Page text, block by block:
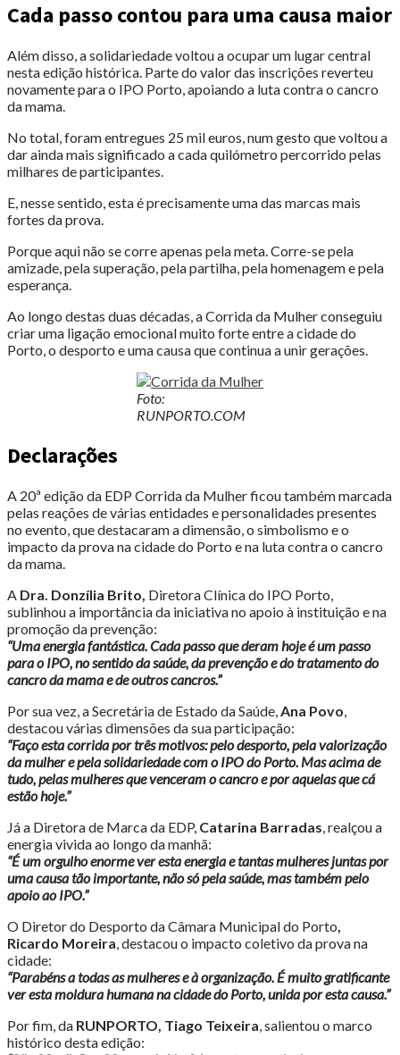
Cada passo contou para uma causa maior
Além disso, a solidariedade voltou a ocupar um lugar central
nesta edição histórica. Parte do valor das inscrições reverteu
novamente para o IPO Porto, apoiando a luta contra o cancro
da mama.
No total, foram entregues 25 mil euros, num gesto que voltou a
dar ainda mais significado a cada quilómetro percorrido pelas
milhares de participantes.
E, nesse sentido, esta é precisamente uma das marcas mais
fortes da prova.
Porque aqui não se corre apenas pela meta. Corre-se pela
amizade, pela superação, pela partilha, pela homenagem e pela
esperança.
Ao longo destas duas décadas, a Corrida da Mulher conseguiu
criar uma ligação emocional muito forte entre a cidade do
Porto, o desporto e uma causa que continua a unir gerações.
Foto:
RUNPORTO.COM
Declarações
A 20ª edição da EDP Corrida da Mulher ficou também marcada
pelas reações de várias entidades e personalidades presentes
no evento, que destacaram a dimensão, o simbolismo e o
impacto da prova na cidade do Porto e na luta contra o cancro
da mama.
A Dra. Donzília Brito, Diretora Clínica do IPO Porto,
sublinhou a importância da iniciativa no apoio à instituição e na
promoção da prevenção:
“Uma energia fantástica. Cada passo que deram hoje é um passo
para o IPO, no sentido da saúde, da prevenção e do tratamento do
cancro da mama e de outros cancros.”
Por sua vez, a Secretária de Estado da Saúde,Ana Povo,
destacou várias dimensões da sua participação:
“Faço esta corrida por três motivos: pelo desporto, pela valorização
da mulher e pela solidariedade com o IPO do Porto. Mas acima de
tudo, pelas mulheres que venceram o cancro e por aquelas que cá
estão hoje.”
Já a Diretora de Marca da EDP, Catarina Barradas, realçou a
energia vivida ao longo da manhã:
“É um orgulho enorme ver esta energia e tantas mulheres juntas por
uma causa tão importante, não só pela saúde, mas também pelo
apoio ao IPO.”
O Diretor do Desporto da Câmara Municipal do Porto,
Ricardo Moreira, destacou o impacto coletivo da prova na
cidade:
“Parabéns a todas as mulheres e à organização. É muito gratificante
ver esta moldura humana na cidade do Porto, unida por esta causa.”
Por fim, da RUNPORTO, Tiago Teixeira, salientou o marco
histórico desta edição: